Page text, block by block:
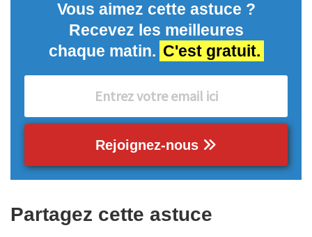
Vous aimez cette astuce ?
Recevez les meilleures
chaque matin. C'est gratuit.
Rejoignez-nous
Partagez cette astuce